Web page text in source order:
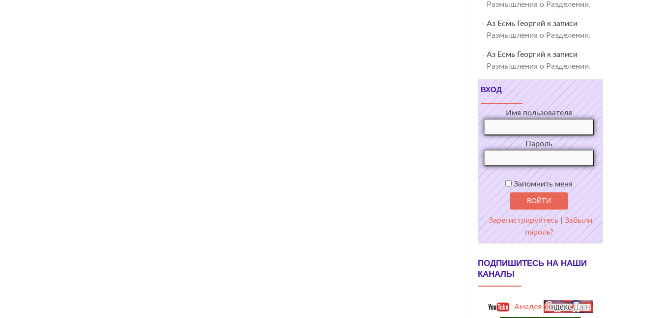
Размышления о Разделении.
Аз Есмь Георгий к записи
Размышления о Разделении.
Аз Есмь Георгий к записи
Размышления о Разделении.
ВХОД
Имя пользователя
Пароль
Запомнить меня
Зарегистрируйтесь | Забыли
пароль?
ПОДПИШИТЕСЬ НА НАШИ
КАНАЛЫ
Амадея